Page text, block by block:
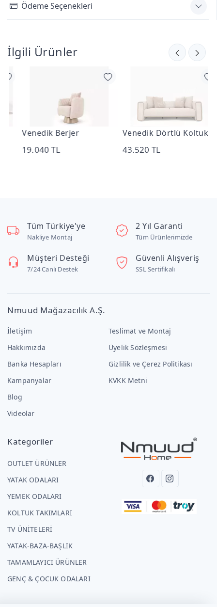
Ödeme Seçenekleri
İlgili Ürünler
Venedik Berjer
19.040 TL
Venedik Dörtlü Koltuk
43.520 TL
Tüm Türkiye'ye
Nakliye Montaj
2 Yıl Garanti
Tüm Ürünlerimizde
Müşteri Desteği
7/24 Canlı Destek
Güvenli Alışveriş
SSL Sertifikalı
Nmuud Mağazacılık A.Ş.
İletişim
Hakkımızda
Banka Hesapları
Kampanyalar
Blog
Videolar
Teslimat ve Montaj
Üyelik Sözleşmesi
Gizlilik ve Çerez Politikası
KVKK Metni
Kategoriler
OUTLET ÜRÜNLER
YATAK ODALARI
YEMEK ODALARI
KOLTUK TAKIMLARI
TV ÜNİTELERİ
YATAK-BAZA-BAŞLIK
TAMAMLAYICI ÜRÜNLER
GENÇ & ÇOCUK ODALARI